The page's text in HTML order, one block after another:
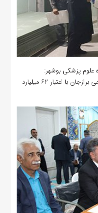
علوم پزشکی بوشهر:
پروژه‌های عمرانی بیمارستان شهید گنجی برازجان با اعتبار ۶۲ میلیارد